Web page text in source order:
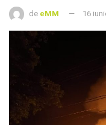
de eMM 16